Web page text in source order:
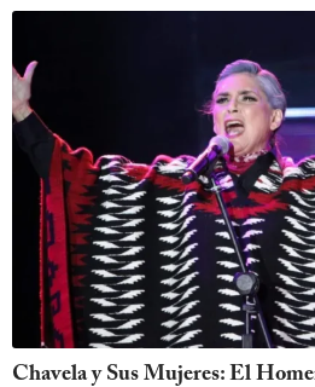
Chavela y Sus Mujeres: El